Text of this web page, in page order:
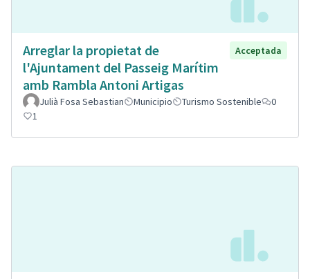
Arreglar la propietat de
l'Ajuntament del Passeig Marítim
amb Rambla Antoni Artigas
Acceptada
Julià Fosa Sebastian Municipio Turismo Sostenible
0
1